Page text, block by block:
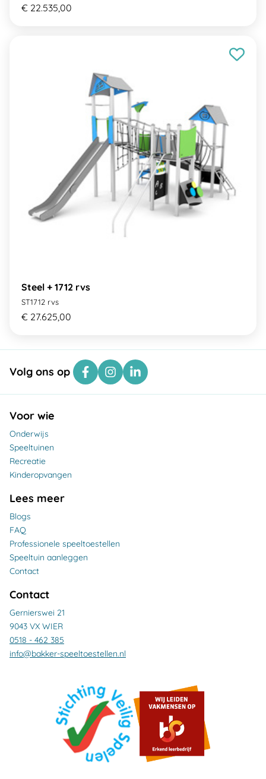
€ 22.535,00
Steel + 1712 rvs
ST1712 rvs
€ 27.625,00
Volg ons op
Voor wie
Onderwijs
Speeltuinen
Recreatie
Kinderopvangen
Lees meer
Blogs
FAQ
Professionele speeltoestellen
Speeltuin aanleggen
Contact
Contact
Gernierswei 21
9043 VX WIER
0518 - 462 385
info@bakker-speeltoestellen.nl